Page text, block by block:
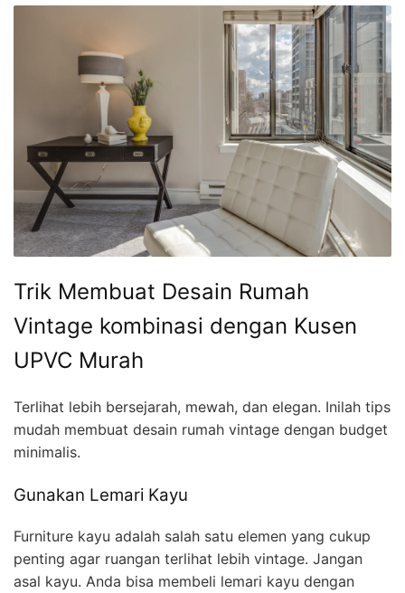
Trik Membuat Desain Rumah
Vintage kombinasi dengan Kusen
UPVC Murah
Terlihat lebih bersejarah, mewah, dan elegan. Inilah tips
mudah membuat desain rumah vintage dengan budget
minimalis.
Gunakan Lemari Kayu
Furniture kayu adalah salah satu elemen yang cukup
penting agar ruangan terlihat lebih vintage. Jangan
asal kayu. Anda bisa membeli lemari kayu dengan